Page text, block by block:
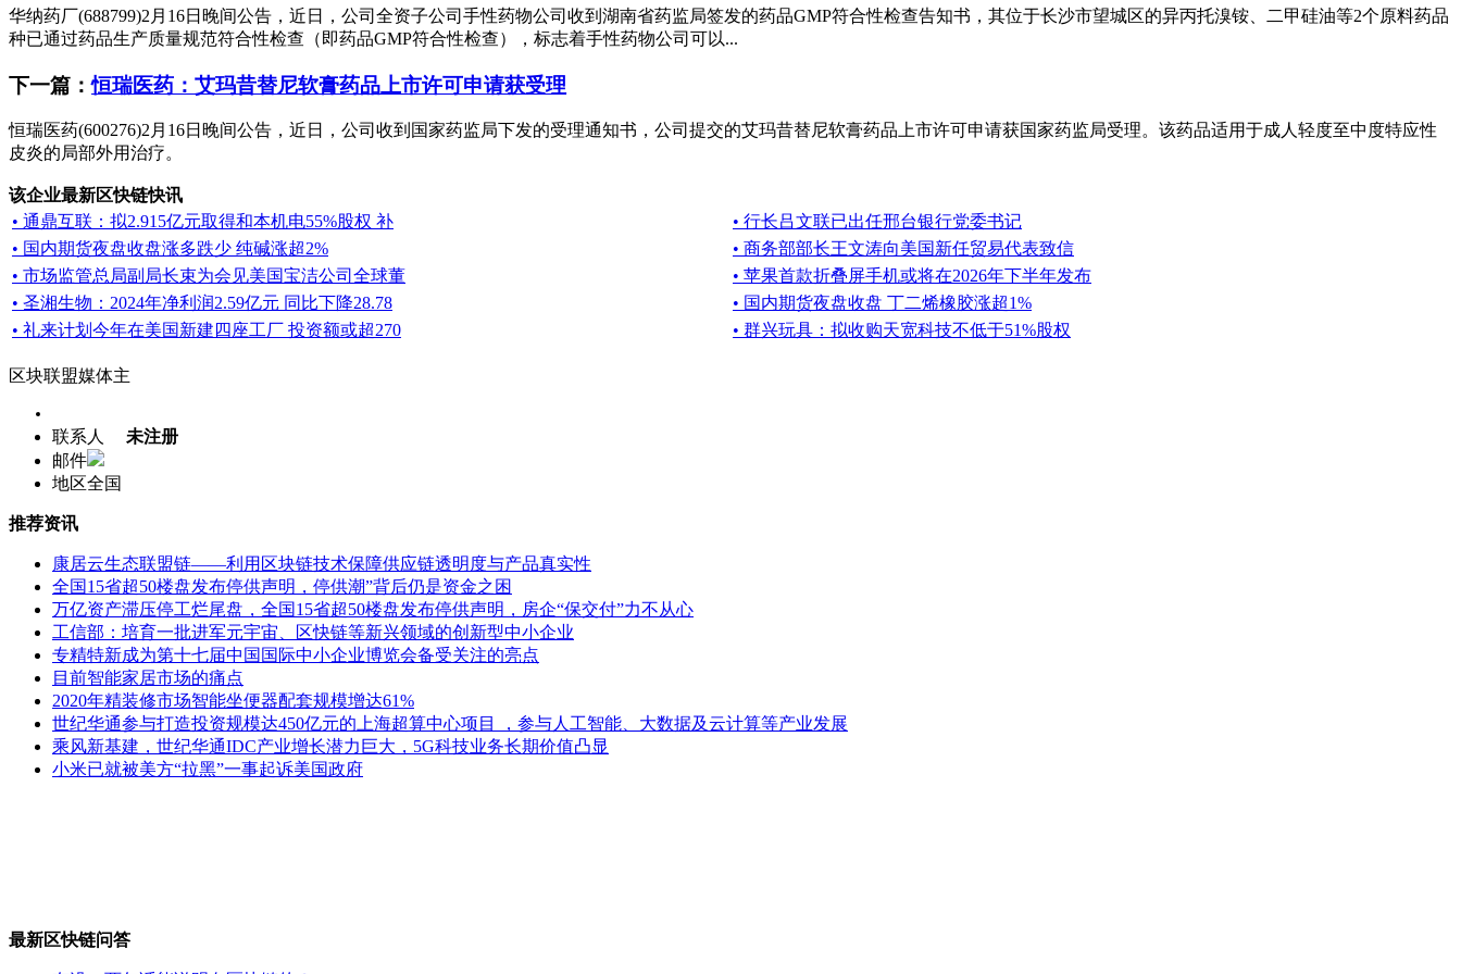
华纳药厂(688799)2月16日晚间公告，近日，公司全资子公司手性药物公司收到湖南省药监局签发的药品GMP符合性检查告知书，其位于长沙市望城区的异丙托溴铵、二甲硅油等2个原料药品
种已通过药品生产质量规范符合性检查（即药品GMP符合性检查），标志着手性药物公司可以...
下一篇：恒瑞医药：艾玛昔替尼软膏药品上市许可申请获受理
恒瑞医药(600276)2月16日晚间公告，近日，公司收到国家药监局下发的受理通知书，公司提交的艾玛昔替尼软膏药品上市许可申请获国家药监局受理。该药品适用于成人轻度至中度特应性
皮炎的局部外用治疗。
该企业最新区快链快讯
• 通鼎互联：拟2.915亿元取得和本机电55%股权 补
• 行长吕文联已出任邢台银行党委书记
• 国内期货夜盘收盘涨多跌少 纯碱涨超2%
• 商务部部长王文涛向美国新任贸易代表致信
• 市场监管总局副局长束为会见美国宝洁公司全球董
• 苹果首款折叠屏手机或将在2026年下半年发布
• 圣湘生物：2024年净利润2.59亿元 同比下降28.78
• 国内期货夜盘收盘 丁二烯橡胶涨超1%
• 礼来计划今年在美国新建四座工厂 投资额或超270
• 群兴玩具：拟收购天宽科技不低于51%股权
区块联盟媒体主
联系人
未注册
邮件
地区全国
推荐资讯
康居云生态联盟链——利用区块链技术保障供应链透明度与产品真实性
全国15省超50楼盘发布停供声明，停供潮”背后仍是资金之困
万亿资产滞压停工烂尾盘，全国15省超50楼盘发布停供声明，房企“保交付”力不从心
工信部：培育一批进军元宇宙、区快链等新兴领域的创新型中小企业
专精特新成为第十七届中国国际中小企业博览会备受关注的亮点
目前智能家居市场的痛点
2020年精装修市场智能坐便器配套规模增达61%
世纪华通参与打造投资规模达450亿元的上海超算中心项目 ，参与人工智能、大数据及云计算等产业发展
乘风新基建，世纪华通IDC产业增长潜力巨大，5G科技业务长期价值凸显
小米已就被美方“拉黑”一事起诉美国政府
最新区快链问答